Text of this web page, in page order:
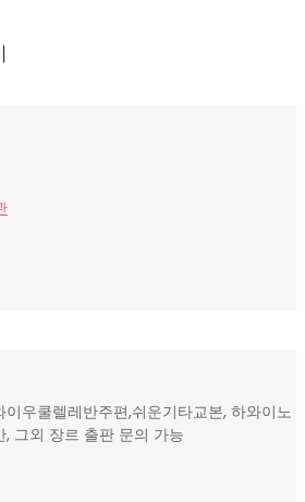
우쿨렐레반주편,쉬운기타교본, 하와이노
그외 장르 출판 문의 가능